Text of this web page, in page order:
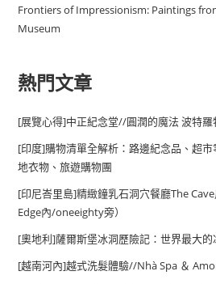
Frontiers of Impressionism: Paintings
Museum
熱門文章
[展覽心得]中正紀念堂//圓潤的魔法 波特羅
[印度]購物清單全解析：路邊紀念品、超
地衣物、旅遊購物團
[印尼峇里島]精緻鐘乳石洞穴餐廳The
Edge內/oneeighty旁）
[奧地利]薩爾斯堡冰洞歷險記：世界最大
[越南河內]越式洗髮體驗//Nhà Spa ＆